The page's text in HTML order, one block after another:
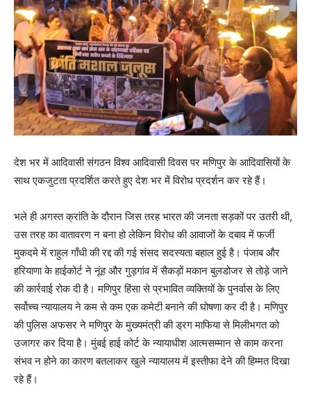
देश भर में आदिवासी संगठन विश्व आदिवासी दिवस पर मणिपुर के आदिवासियों के
साथ एकजुटता प्रदर्शित करते हुए देश भर में विरोध प्रदर्शन कर रहे हैं।
भले ही अगस्त क्रांति के दौरान जिस तरह भारत की जनता सड़कों पर उतरी थी,
उस तरह का वातावरण न बना हो लेकिन विरोध की आवाजों के दबाव में फर्जी
मुकदमे में राहुल गाँधी की रद्द की गई संसद सदस्यता बहाल हुई है। पंजाब और
हरियाणा के हाईकोर्ट ने नूंह और गुड़गांव में सैकड़ों मकान बुलडोजर से तोड़े जाने
की कार्रवाई रोक दी है। मणिपुर हिंसा से प्रभावित व्यक्तियों के पुनर्वास के लिए
सर्वोच्च न्यायालय ने कम से कम एक कमेटी बनाने की घोषणा कर दी है। मणिपुर
की पुलिस अफसर ने मणिपुर के मुख्यमंत्री की ड्रग माफिया से मिलीभगत को
उजागर कर दिया है। मुंबई हाई कोर्ट के न्यायाधीश आत्मसम्मान से काम करना
संभव न होने का कारण बतलाकर खुले न्यायालय में इस्तीफा देने की हिम्मत दिखा
रहे हैं।